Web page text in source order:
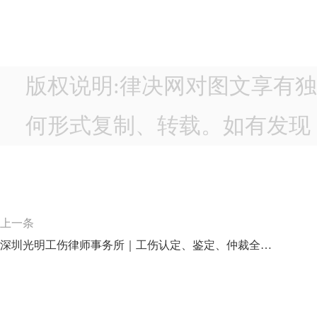
版权说明:律决网对图文享有
何形式复制、转载。如有发
上一条
深圳光明工伤律师事务所｜工伤认定、鉴定、仲裁全流程详解